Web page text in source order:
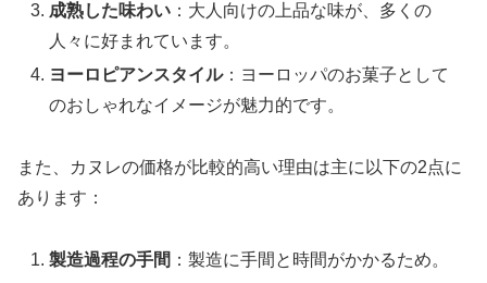
成熟した味わい ：大人向けの上品な味が、多くの
人々に好まれています。
ヨーロピアンスタイル：ヨーロッパのお菓子として
のおしゃれなイメージが魅力的です。
また、カヌレの価格が比較的高い理由は主に以下の2点に
あります：
製造過程の手間 ：製造に手間と時間がかかるため。